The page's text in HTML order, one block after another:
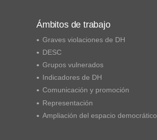
Ámbitos de trabajo
Graves violaciones de DH
DESC
Grupos vulnerados
Indicadores de DH
Comunicación y promoción
Representación
Ampliación del espacio democrático